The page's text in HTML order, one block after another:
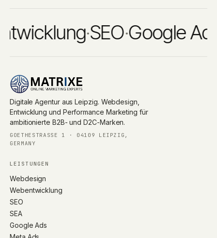
·SEO·Google Ads·
Digitale Agentur aus Leipzig. Webdesign,
Entwicklung und Performance Marketing für
ambitionierte B2B- und D2C-Marken.
GOETHESTRASSE 1 · 04109 LEIPZIG, G
ERMANY
LEISTUNGEN
Webdesign
Webentwicklung
SEO
SEA
Google Ads